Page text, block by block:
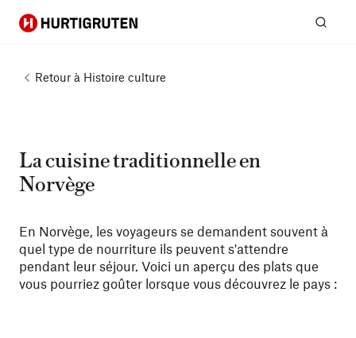
Hurtigruten
Retour à Histoire culture
La cuisine traditionnelle en
Norvège
En Norvège, les voyageurs se demandent souvent à
quel type de nourriture ils peuvent s'attendre
pendant leur séjour. Voici un aperçu des plats que
vous pourriez goûter lorsque vous découvrez le pays :